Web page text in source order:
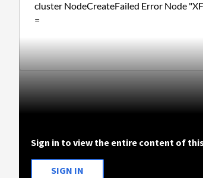
cluster NodeCreateFailed Error Node
=
Sign in to view the entire content of
SIGN IN